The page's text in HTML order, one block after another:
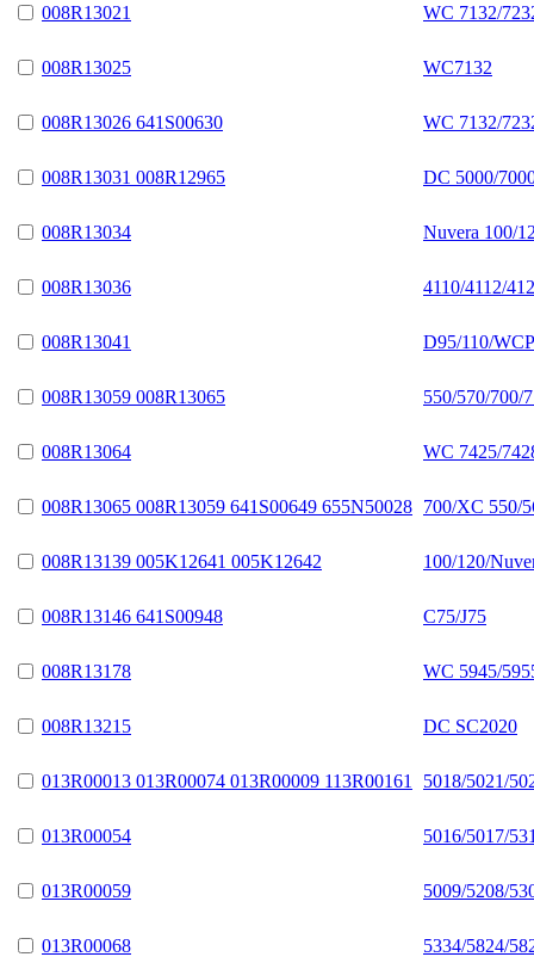
008R13021 WC 7132/
008R13025 WC7132
008R13026 641S00630 WC 7132/
008R13031 008R12965 DC 5000/
008R13034 Nuvera 100/
008R13036 4110/4112/
008R13041 D95/110/
008R13059 008R13065 550/570/700/
008R13064 WC 7425/
008R13065 008R13059 641S00649 655N50028 700/XC 550/
008R13139 005K12641 005K12642 100/120/
008R13146 641S00948 C75/J75
008R13178 WC 5945/
008R13215 DC SC2020
013R00013 013R00074 013R00009 113R00161 5018/5021/
013R00054 5016/5017/
013R00059 5009/5208/
013R00068 5334/5824/